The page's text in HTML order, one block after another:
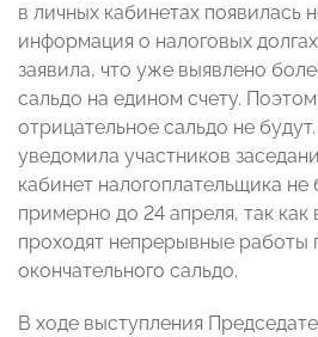
в личных кабинетах появилась
информация о налоговых
заявила, что уже выявлено
сальдо на едином счету.
отрицательное сальдо не
уведомила участников
кабинет налогоплательщика не
примерно до 24 апреля, так как
проходят непрерывные работы
окончательного сальдо.
В ходе выступления